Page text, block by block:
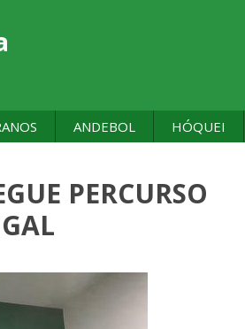
ANDEBOL HÓQUEI
PERCURSO